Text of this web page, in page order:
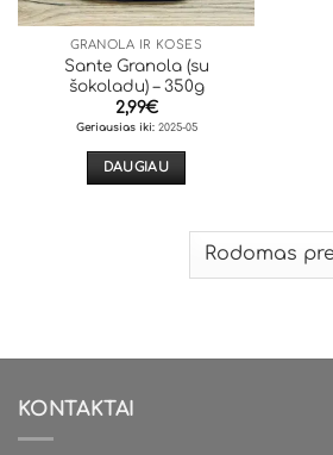
GRANOLA IR KOŠĖS
Sante Granola (su
šokoladu) – 350g
2,99€
Geriausias iki: 2025-05
DAUGIAU
KONTAKTAI